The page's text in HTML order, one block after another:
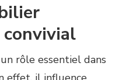
rôle essentiel dans